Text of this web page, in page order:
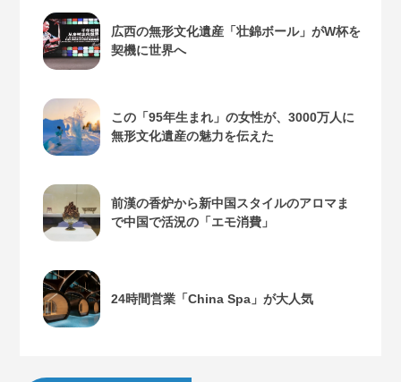
広西の無形文化遺産「壮錦ボール」がW杯を
契機に世界へ
この「95年生まれ」の女性が、3000万人に
無形文化遺産の魅力を伝えた
前漢の香炉から新中国スタイルのアロマま
で中国で活況の「エモ消費」
24時間営業「China Spa」が大人気